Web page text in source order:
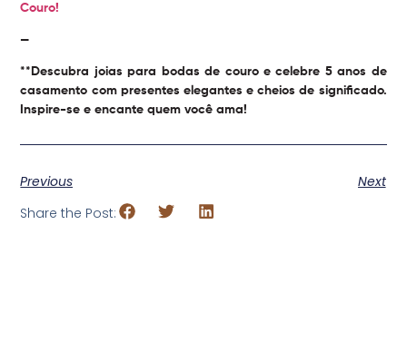
Couro!
—
**Descubra joias para bodas de couro e celebre 5 anos de
casamento com presentes elegantes e cheios de significado.
Inspire-se e encante quem você ama!
Previous
Next
Share the Post: